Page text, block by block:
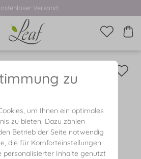
Versand
zu
um Ihnen ein optimales
zu bieten. Dazu zählen
Betrieb der Seite notwendig
die für Komforteinstellungen
personalisierter Inhalte genutzt